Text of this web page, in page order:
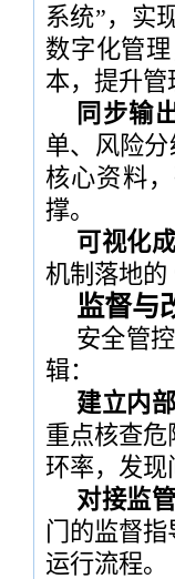
系统”，实
数字化管
本，提升管
同步输
单、风险
核心资料
撑。
可视化
机制落地的
监督与
安全管
辑：
建立内
重点核查
环率，发现
对接监
门的监督
运行流程。